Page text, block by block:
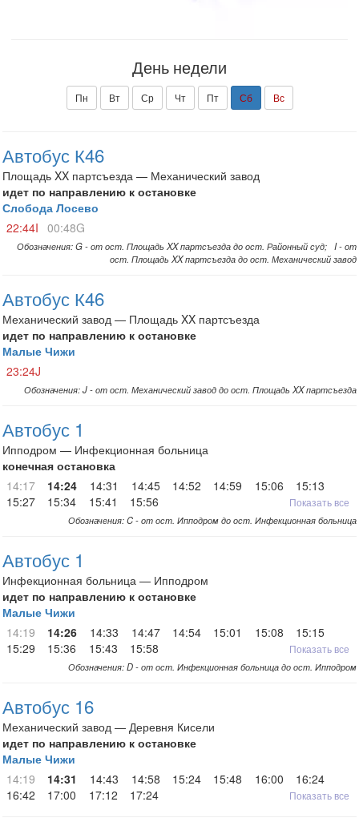
День недели
Пн Вт Ср Чт Пт Сб Вс
Автобус К46
Площадь XX партсъезда — Механический завод
идет по направлению к остановке
Слобода Лосево
22:44I
00:48G
Обозначения: G - от ост. Площадь XX партсъезда до ост. Районный суд; I - от
ост. Площадь XX партсъезда до ост. Механический завод
Автобус К46
Механический завод — Площадь XX партсъезда
идет по направлению к остановке
Малые Чижи
23:24J
Обозначения: J - от ост. Механический завод до ост. Площадь XX партсъезда
Автобус 1
Ипподром — Инфекционная больница
конечная остановка
14:17
14:24 14:31 14:45 14:52 14:59 15:06
15:13
15:27
15:34 15:41 15:56 Показать все
Обозначения: C - от ост. Ипподром до ост. Инфекционная больница
Автобус 1
Инфекционная больница — Ипподром
идет по направлению к остановке
Малые Чижи
14:19
14:26 14:33 14:47 14:54 15:01 15:08
15:15
15:29
15:36 15:43 15:58 Показать все
Обозначения: D - от ост. Инфекционная больница до ост. Ипподром
Автобус 16
Механический завод — Деревня Кисели
идет по направлению к остановке
Малые Чижи
14:19
14:31 14:43 14:58 15:24 15:48 16:00
16:24
16:42
17:00 17:12 17:24 Показать все